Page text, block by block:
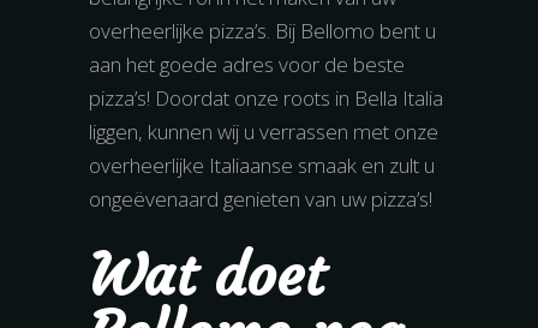
overheerlijke pizza’s. Bij Bellomo bent u
aan het goede adres voor de beste
pizza’s! Doordat onze roots in Bella Italia
liggen, kunnen wij u verrassen met onze
overheerlijke Italiaanse smaak en zult u
ongeëvenaard genieten van uw pizza’s!
Wat doet